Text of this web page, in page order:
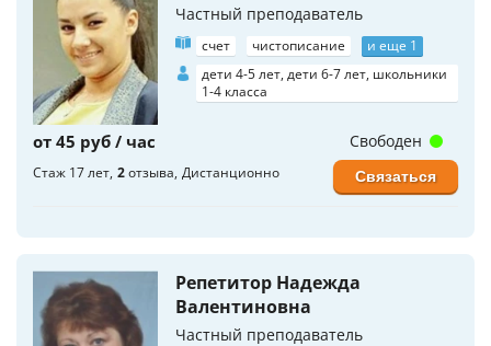
Частный преподаватель
счет чистописание
и еще 1
дети 4-5 лет, дети 6-7 лет, школьники
1-4 класса
от 45 руб / час
Стаж 17 лет 2отзыва Дистанционно
Свободен
Связаться
Репетитор Надежда
Валентиновна
Частный преподаватель